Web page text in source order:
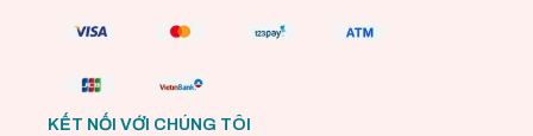
KẾT NỐI VỚI CHÚNG TÔI